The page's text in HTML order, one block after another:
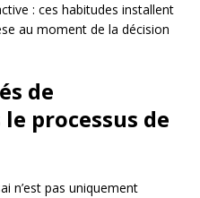
: ces habitudes installent
au moment de la décision
de
processus de
n’est pas uniquement